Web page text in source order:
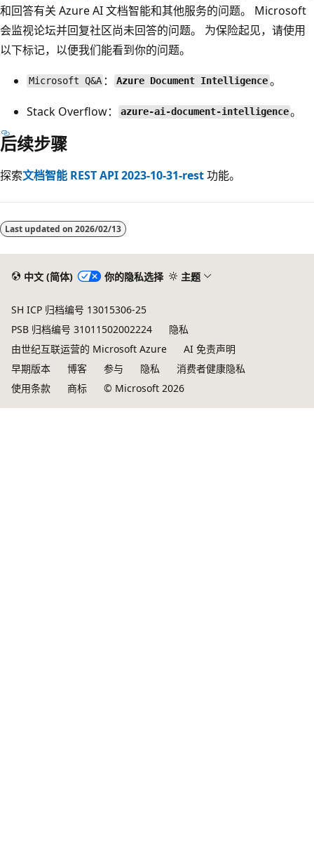
和回答有关 Azure AI 文档智能和其他服务的问题。 Microsoft
会监视论坛并回复社区尚未回答的问题。 为保险起见，请使用
以下标记，以便我们能看到你的问题。
Microsoft Q&A ： Azure Document Intelligence。
Stack Overflow：
azure-ai-document-intelligence。
后续步骤
探索文档智能 REST API 2023-10-31-rest功能。
Last updated on 2026/02/13
中文 (简体) 你的隐私选择 主题
SH ICP 归档编号 13015306-25
PSB 归档编号 31011502002224
隐私
由世纪互联运营的 Microsoft Azure
AI 免责声明
早期版本
博客 参与 隐私
消费者健康隐私
使用条款
商标 © Microsoft 2026